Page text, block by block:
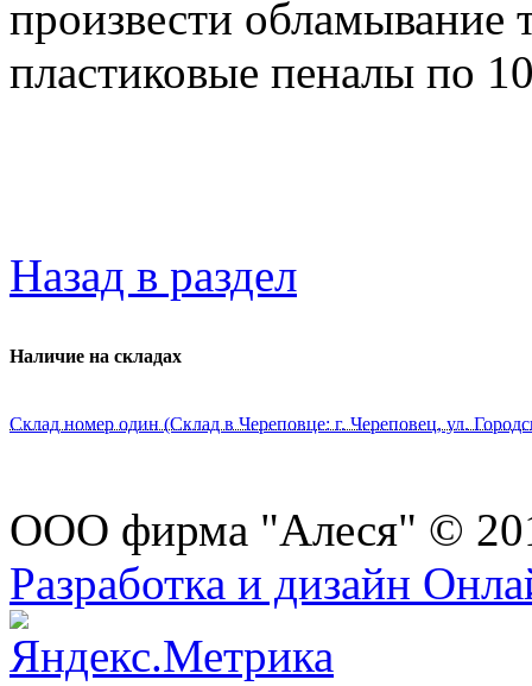
произвести обламывание
пластиковые пеналы по
Назад в раздел
Наличие на складах
Склад номер один (Склад в Череповце: г. Череповец, ул.
ООО фирма "Алеся" ©
Разработка и дизайн